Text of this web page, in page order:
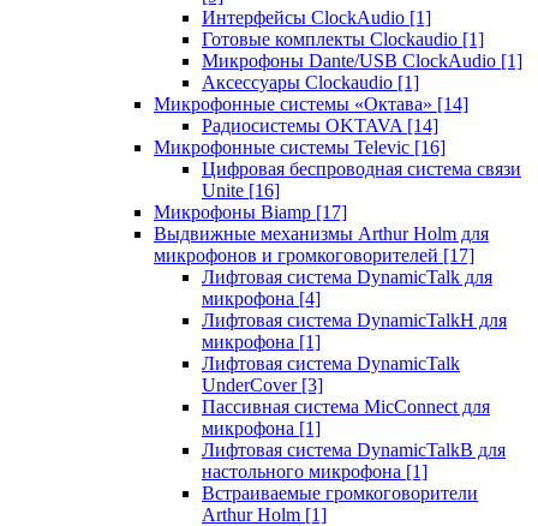
Интерфейсы ClockAudio [1]
Готовые комплекты Clockaudio [1]
Микрофоны Dante/USB ClockAudio [1]
Аксессуары Clockaudio [1]
Микрофонные системы «Октава» [14]
Радиосистемы OKTAVA [14]
Микрофонные системы Televic [16]
Цифровая беспроводная система связи
Unite [16]
Микрофоны Biamp [17]
Выдвижные механизмы Arthur Holm для
микрофонов и громкоговорителей [17]
Лифтовая система DynamicTalk для
микрофона [4]
Лифтовая система DynamicTalkH для
микрофона [1]
Лифтовая система DynamicTalk
UnderCover [3]
Пассивная система MicConnect для
микрофона [1]
Лифтовая система DynamicTalkB для
настольного микрофона [1]
Встраиваемые громкоговорители
Arthur Holm [1]